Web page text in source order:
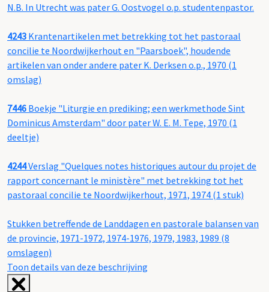
N.B. In Utrecht was pater G. Oostvogel o.p. studentenpastor.
4243 Krantenartikelen met betrekking tot het pastoraal
concilie te Noordwijkerhout en "Paarsboek", houdende
artikelen van onder andere pater K. Derksen o.p., 1970 (1
omslag)
7446 Boekje "Liturgie en prediking; een werkmethode Sint
Dominicus Amsterdam" door pater W. E. M. Tepe, 1970 (1
deeltje)
4244Verslag "Quelques notes historiques autour du projet de
rapport concernant le ministère" met betrekking tot het
pastoraal concilie te Noordwijkerhout, 1971, 1974 (1 stuk)
Stukken betreffende de Landdagen en pastorale balansen van
de provincie, 1971-1972, 1974-1976, 1979, 1983, 1989 (8
omslagen)
Toon details van deze beschrijving